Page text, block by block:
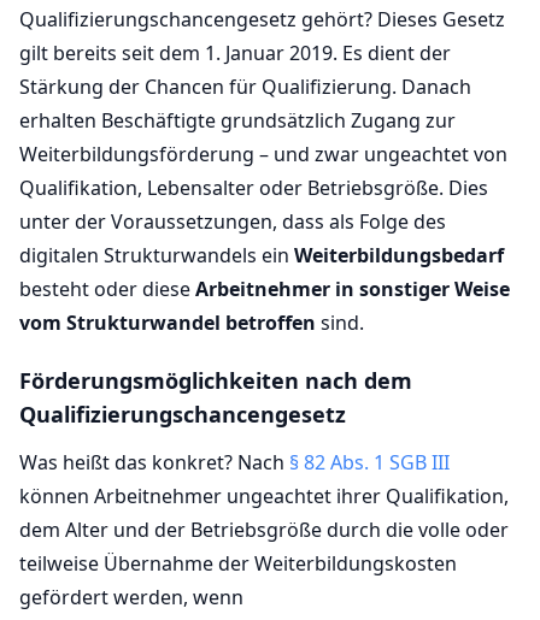
Qualifizierungschancengesetz gehört? Dieses Gesetz
gilt bereits seit dem 1. Januar 2019. Es dient der
Stärkung der Chancen für Qualifizierung. Danach
erhalten Beschäftigte grundsätzlich Zugang zur
Weiterbildungsförderung – und zwar ungeachtet von
Qualifikation, Lebensalter oder Betriebsgröße. Dies
unter der Voraussetzungen, dass als Folge des
digitalen Strukturwandels ein Weiterbildungsbedarf
besteht oder dieseArbeitnehmer in sonstiger Weise
vom Strukturwandel betroffen sind.
Förderungsmöglichkeiten nach dem
Qualifizierungschancengesetz
Was heißt das konkret? Nach § 82 Abs. 1 SGB III
können Arbeitnehmer ungeachtet ihrer Qualifikation,
dem Alter und der Betriebsgröße durch die volle oder
teilweise Übernahme der Weiterbildungskosten
gefördert werden, wenn